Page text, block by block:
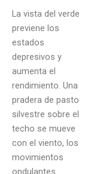
La vista del verde
previene los
estados
depresivos y
aumenta el
rendimiento. Una
pradera de pasto
silvestre sobre el
techo se mueve
con el viento, los
movimientos
ondulantes